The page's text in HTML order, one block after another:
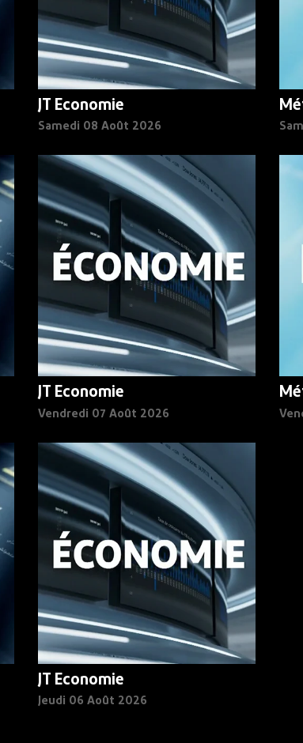
JT Economie
Samedi 08 Août 2026
JT Economie
Vendredi 07 Août 2026
JT Economie
Jeudi 06 Août 2026